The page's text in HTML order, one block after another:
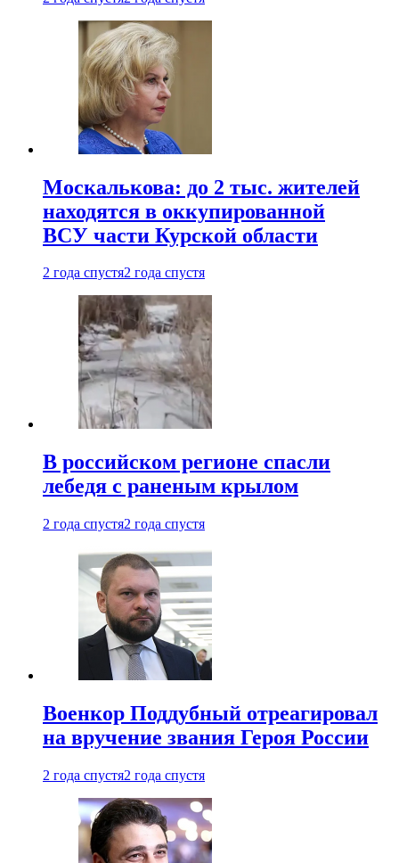
Москалькова: до 2 тыс. жителей
находятся в оккупированной
ВСУ части Курской области
2 года спустя2 года спустя
В российском регионе спасли
лебедя с раненым крылом
2 года спустя2 года спустя
Военкор Поддубный отреагировал
на вручение звания Героя России
2 года спустя2 года спустя